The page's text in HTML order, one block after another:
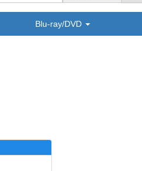
Blu-ray/DVD